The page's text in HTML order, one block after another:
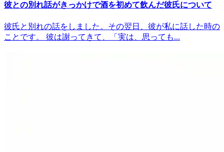
彼との別れ話がきっかけで酒を初めて飲んだ彼氏について
彼氏と別れの話をしました。その翌日、彼が私に話した時の
ことです。 彼は謝ってきて、「実は、思っても...